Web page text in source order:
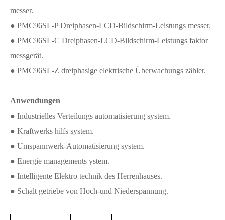
messer.
● PMC96SL-P Dreiphasen-LCD-Bildschirm-Leistungs messer.
● PMC96SL-C Dreiphasen-LCD-Bildschirm-Leistungs faktor
messgerät.
● PMC96SL-Z dreiphasige elektrische Überwachungs zähler.
Anwendungen
● Industrielles Verteilungs automatisierung system.
● Kraftwerks hilfs system.
● Umspannwerk-Automatisierung system.
● Energie managements ystem.
● Intelligente Elektro technik des Herrenhauses.
● Schalt getriebe von Hoch-und Niederspannung.